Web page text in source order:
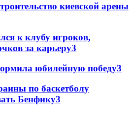
киевской арены
к клубу игроков,
за карьеру3
юбилейную победу3
по баскетболу
Бенфику3